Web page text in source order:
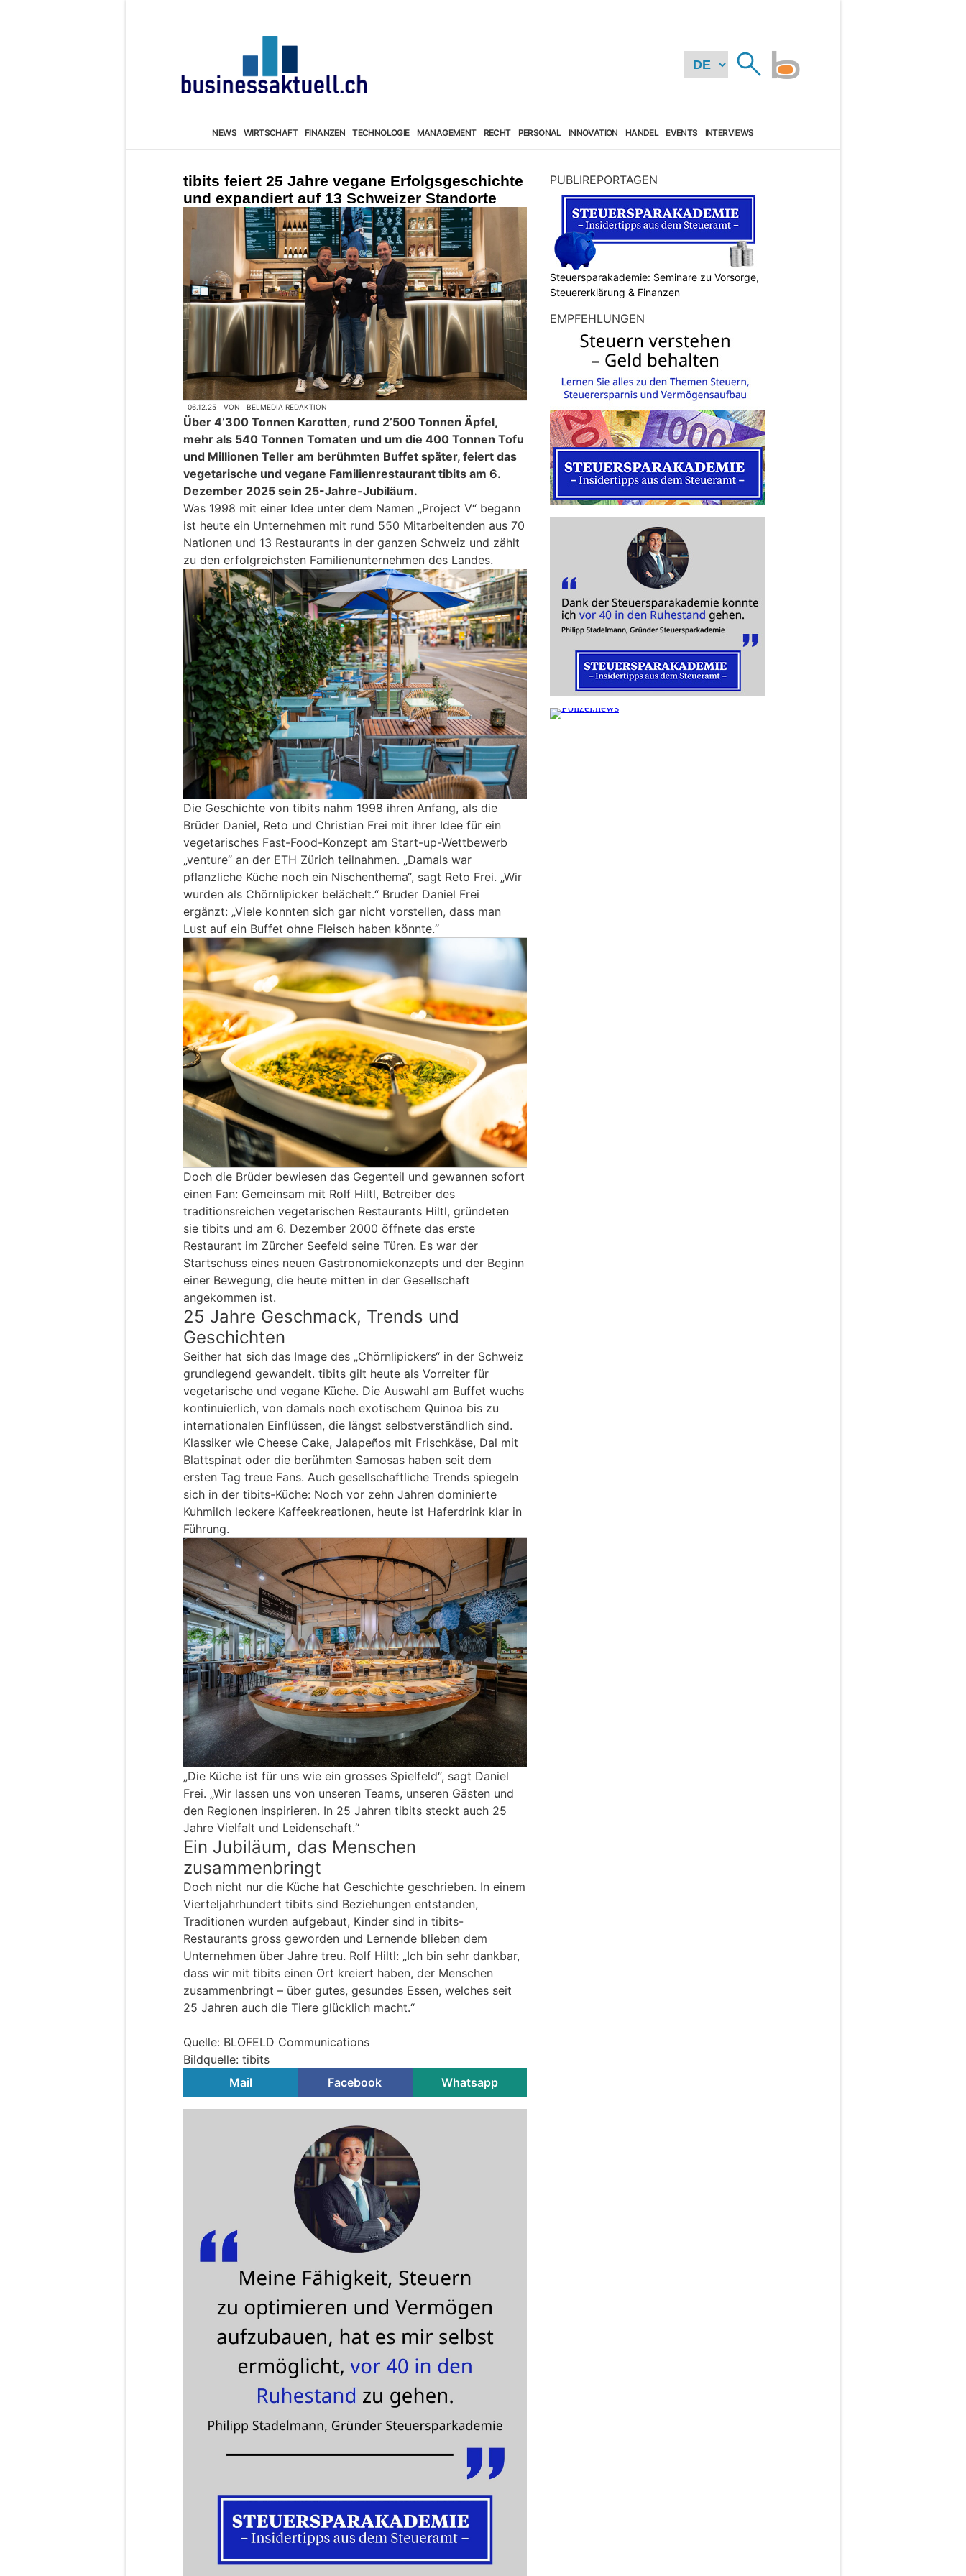
NEWS WIRTSCHAFT FINANZEN TECHNOLOGIE MANAGEMENT RECHT PERSONAL INNOVATION HANDEL EVENTS INTERVIEWS
tibits feiert 25 Jahre vegane Erfolgsgeschichte
und expandiert auf 13 Schweizer Standorte
06.12.25 VON BELMEDIA REDAKTION
Über 4’300 Tonnen Karotten, rund 2’500 Tonnen Äpfel,
mehr als 540 Tonnen Tomaten und um die 400 Tonnen Tofu
und Millionen Teller am berühmten Buffet später, feiert das
vegetarische und vegane Familienrestaurant tibits am 6.
Dezember 2025 sein 25-Jahre-Jubiläum.
Was 1998 mit einer Idee unter dem Namen „Project V“ begann
ist heute ein Unternehmen mit rund 550 Mitarbeitenden aus 70
Nationen und 13 Restaurants in der ganzen Schweiz und zählt
zu den erfolgreichsten Familienunternehmen des Landes.
Die Geschichte von tibits nahm 1998 ihren Anfang, als die
Brüder Daniel, Reto und Christian Frei mit ihrer Idee für ein
vegetarisches Fast-Food-Konzept am Start-up-Wettbewerb
„venture“ an der ETH Zürich teilnahmen. „Damals war
pflanzliche Küche noch ein Nischenthema“, sagt Reto Frei. „Wir
wurden als Chörnlipicker belächelt.“ Bruder Daniel Frei
ergänzt: „Viele konnten sich gar nicht vorstellen, dass man
Lust auf ein Buffet ohne Fleisch haben könnte.“
Doch die Brüder bewiesen das Gegenteil und gewannen sofort
einen Fan: Gemeinsam mit Rolf Hiltl, Betreiber des
traditionsreichen vegetarischen Restaurants Hiltl, gründeten
sie tibits und am 6. Dezember 2000 öffnete das erste
Restaurant im Zürcher Seefeld seine Türen. Es war der
Startschuss eines neuen Gastronomiekonzepts und der Beginn
einer Bewegung, die heute mitten in der Gesellschaft
angekommen ist.
25 Jahre Geschmack, Trends und
Geschichten
Seither hat sich das Image des „Chörnlipickers“ in der Schweiz
grundlegend gewandelt. tibits gilt heute als Vorreiter für
vegetarische und vegane Küche. Die Auswahl am Buffet wuchs
kontinuierlich, von damals noch exotischem Quinoa bis zu
internationalen Einflüssen, die längst selbstverständlich sind.
Klassiker wie Cheese Cake, Jalapeños mit Frischkäse, Dal mit
Blattspinat oder die berühmten Samosas haben seit dem
ersten Tag treue Fans. Auch gesellschaftliche Trends spiegeln
sich in der tibits-Küche: Noch vor zehn Jahren dominierte
Kuhmilch leckere Kaffeekreationen, heute ist Haferdrink klar in
Führung.
„Die Küche ist für uns wie ein grosses Spielfeld“, sagt Daniel
Frei. „Wir lassen uns von unseren Teams, unseren Gästen und
den Regionen inspirieren. In 25 Jahren tibits steckt auch 25
Jahre Vielfalt und Leidenschaft.“
Ein Jubiläum, das Menschen
zusammenbringt
Doch nicht nur die Küche hat Geschichte geschrieben. In einem
Vierteljahrhundert tibits sind Beziehungen entstanden,
Traditionen wurden aufgebaut, Kinder sind in tibits-
Restaurants gross geworden und Lernende blieben dem
Unternehmen über Jahre treu. Rolf Hiltl: „Ich bin sehr dankbar,
dass wir mit tibits einen Ort kreiert haben, der Menschen
zusammenbringt – über gutes, gesundes Essen, welches seit
25 Jahren auch die Tiere glücklich macht.“
Quelle: BLOFELD Communications
Bildquelle: tibits
Mail
Facebook Whatsapp
PUBLIREPORTAGEN
Steuersparakademie: Seminare zu Vorsorge,
Steuererklärung & Finanzen
EMPFEHLUNGEN